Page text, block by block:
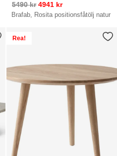
Brafab, Rosita positionsfåtölj natur
5490kr 4941 kr
Rea!